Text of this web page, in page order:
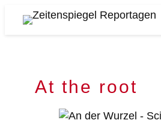
Zeitenspiegel
At the root